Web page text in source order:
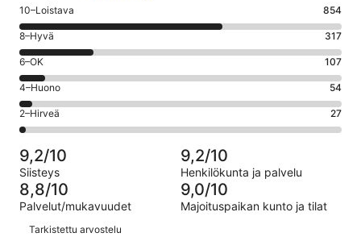
Arvosana
10
-
Loistava.
854
kautta
1359
arvostelua
10–Loistava 854
Arvosana
8
-
Hyvä.
317
kautta
1359
arvostelua
8–Hyvä 317
Arvosana
6
-
OK.
107
1359
arvostelua
6–OK 107
Arvosana
4
-
Huono.
54
kautta
1359
arvostelua
4–Huono 54
Arvosana
2
-
Hirveä.
27
kautta
1359
arvostelua
2–Hirveä 27
9,2/10
Siisteys
9,2/10
Henkilökunta ja palvelu
8,8/10
Palvelut/mukavuudet
9,0/10
Majoituspaikan kunto ja tilat
Arvostelut
Tarkistettu arvostelu